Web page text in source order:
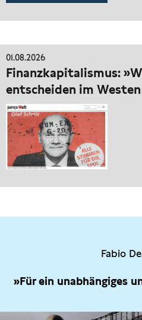
01.08.2026
Finanzkapitalismus:
entscheiden im Westen
Fabio
»Für ein unabhängiges